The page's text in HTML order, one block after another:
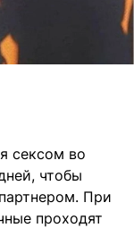
сексом во
чтобы
При
проходят